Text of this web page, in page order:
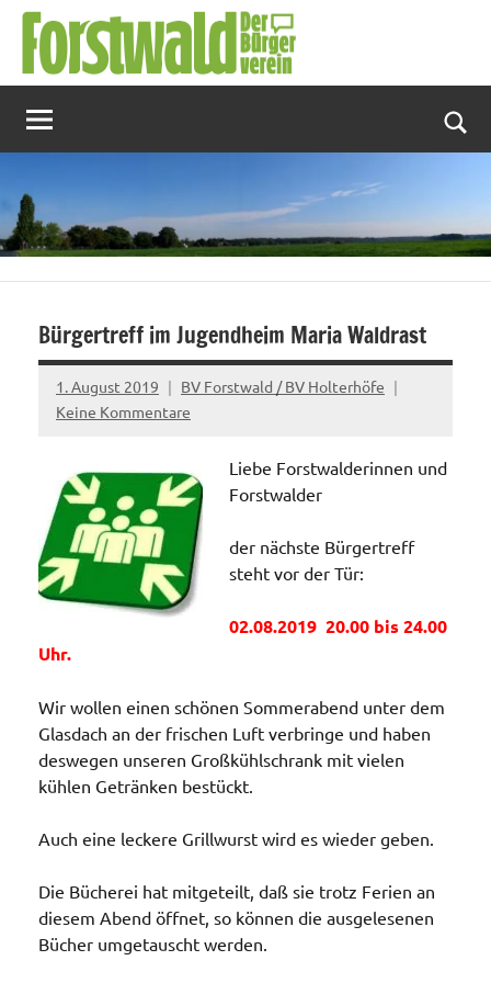
Zum
Inhalt
springen
Bürgertreff im Jugendheim Maria Waldrast
1. August 2019
BV Forstwald / BV Holterhöfe
Keine Kommentare
Liebe Forstwalderinnen und
Forstwalder
der nächste Bürgertreff
steht vor der Tür:
02.08.2019 20.00 bis 24.00
Uhr.
Wir wollen einen schönen Sommerabend unter dem
Glasdach an der frischen Luft verbringe und haben
deswegen unseren Großkühlschrank mit vielen
kühlen Getränken bestückt.
Auch eine leckere Grillwurst wird es wieder geben.
Die Bücherei hat mitgeteilt, daß sie trotz Ferien an
diesem Abend öffnet, so können die ausgelesenen
Bücher umgetauscht werden.